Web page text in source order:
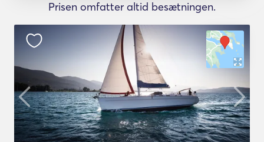
Prisen omfatter altid besætningen.